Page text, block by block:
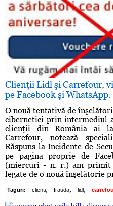
Clienţii Lidl şi Carrefour,
pe Facebook şi
O nouă tentativă de
cibernetici prin intermediul
clienţii din România ai
Carrefour, notează
Răspuns la Incidente de
pe pagina proprie de
(miercuri - n. r.) am primit
legate de o nouă înşelătorie
Taguri: clienti, frauda, lidl ,